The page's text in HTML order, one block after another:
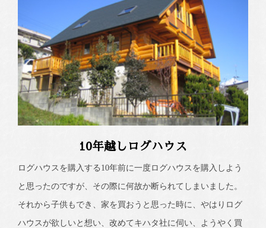
10年越しログハウス
ログハウスを購入する10年前に一度ログハウスを購入しよう
と思ったのですが、その際に何故か断られてしまいました。
それから子供もでき、家を買おうと思った時に、やはりログ
ハウスが欲しいと想い、改めてキハタ社に伺い、ようやく買